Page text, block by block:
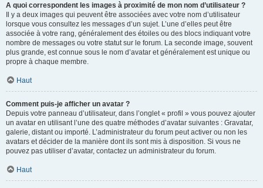
A quoi correspondent les images à proximité de mon nom d’utilisateur ?
Il y a deux images qui peuvent être associées avec votre nom d’utilisateur
lorsque vous consultez les messages d’un sujet. L’une d’elles peut être
associée à votre rang, généralement des étoiles ou des blocs indiquant votre
nombre de messages ou votre statut sur le forum. La seconde image, souvent
plus grande, est connue sous le nom d’avatar et généralement est unique ou
propre à chaque membre.
Haut
Comment puis-je afficher un avatar ?
Depuis votre panneau d’utilisateur, dans l’onglet « profil » vous pouvez ajouter
un avatar en utilisant l’une des quatre méthodes d’avatar suivantes : Gravatar,
galerie, distant ou importé. L’administrateur du forum peut activer ou non les
avatars et décider de la manière dont ils sont mis à disposition. Si vous ne
pouvez pas utiliser d’avatar, contactez un administrateur du forum.
Haut